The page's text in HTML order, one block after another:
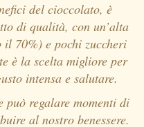
del cioccolato, è
di qualità, con un’alta
70%) e pochi zuccheri
è la scelta migliore per
intensa e salutare.
regalare momenti di
al nostro benessere.